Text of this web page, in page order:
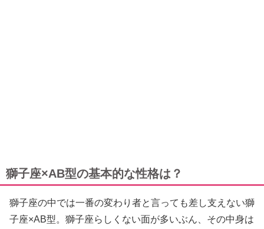
獅子座×AB型の基本的な性格は？
獅子座の中では一番の変わり者と言っても差し支えない獅
子座×AB型。獅子座らしくない面が多いぶん、その中身は